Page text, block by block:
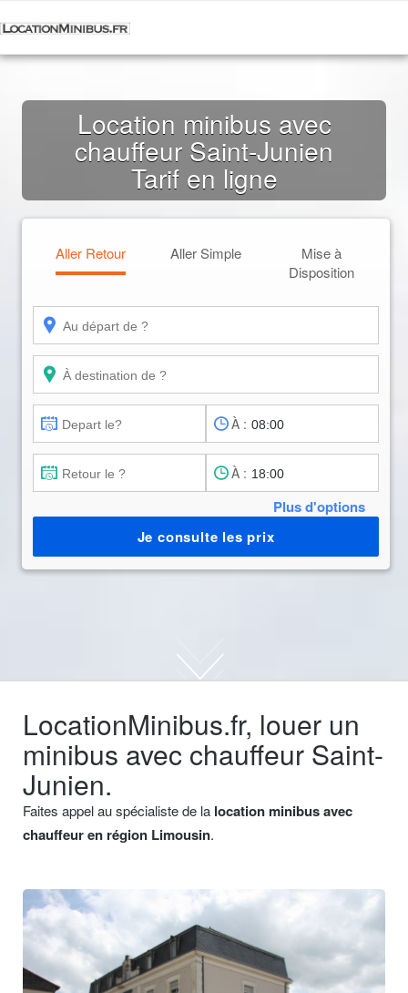
Location minibus avec
chauffeur Saint-Junien
Tarif en ligne
Aller Retour Aller Simple
Mise à
Disposition
À :
À :
Plus d'options
Je consulte les prix
LocationMinibus.fr, louer un
minibus avec chauffeur Saint-
Junien.
Faites appel au spécialiste de la location minibus avec
chauffeur en région Limousin.